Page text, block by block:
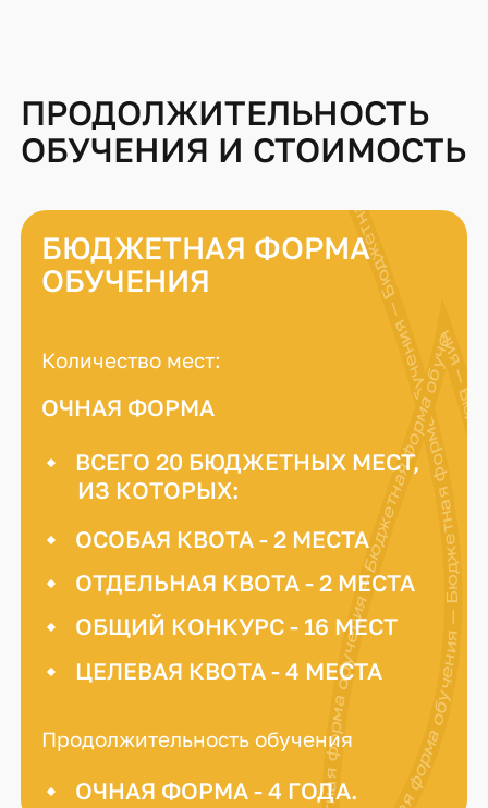
ПРОДОЛЖИТЕЛЬНОСТЬ
ОБУЧЕНИЯ И СТОИМОСТЬ
Бюджетная форма обучения — Бюджетная форма обучения — Бюджетная форма обучения —
Бюджетная форма обучения — Бюджетная форма
БЮДЖЕТНАЯ ФОРМА
ОБУЧЕНИЯ
Количество мест:
ОЧНАЯ ФОРМА
ВСЕГО 20 БЮДЖЕТНЫХ МЕСТ,
ИЗ КОТОРЫХ:
ОСОБАЯ КВОТА - 2 МЕСТА
ОТДЕЛЬНАЯ КВОТА - 2 МЕСТА
ОБЩИЙ КОНКУРС - 16 МЕСТ
ЦЕЛЕВАЯ КВОТА - 4 МЕСТА
Продолжительность обучения
ОЧНАЯ ФОРМА - 4 ГОДА.